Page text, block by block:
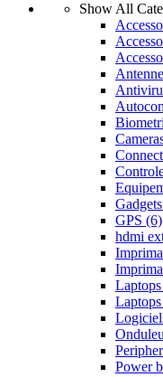
Show All
Antenne
Gadgets
GPS (6)
hdmi
Laptops
Power